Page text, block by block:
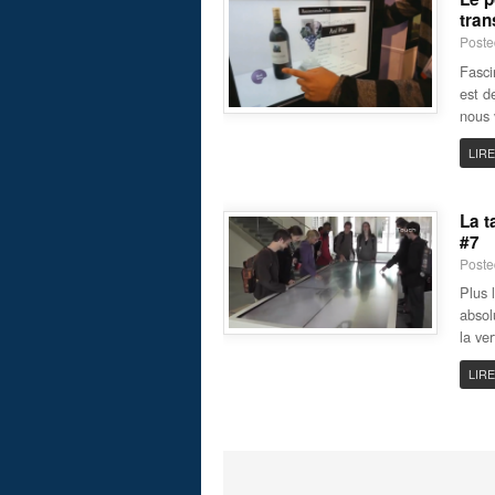
est
La
#7
Plus
la